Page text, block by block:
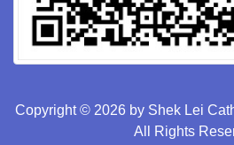
Copyright © 2026 by Shek Lei
All Rights